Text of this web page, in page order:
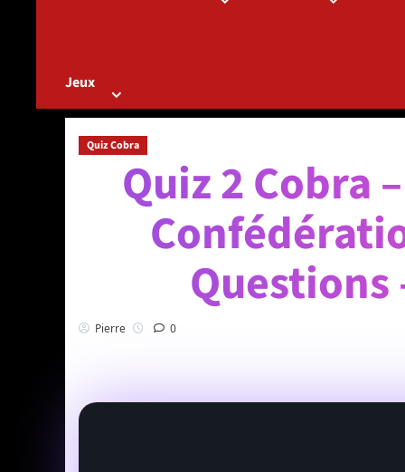
Jeux
Quiz Cobra
Quiz 2 Cobra
Questions
Pierre 0